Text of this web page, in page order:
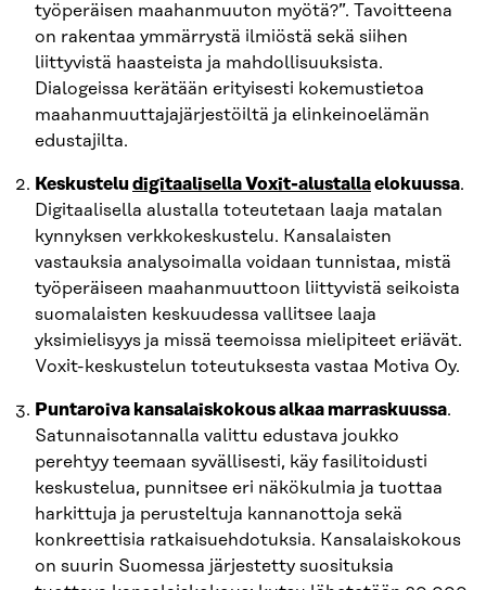
työperäisen maahanmuuton myötä?”. Tavoitteena
on rakentaa ymmärrystä ilmiöstä sekä siihen
liittyvistä haasteista ja mahdollisuuksista.
Dialogeissa kerätään erityisesti kokemustietoa
maahanmuuttajajärjestöiltä ja elinkeinoelämän
edustajilta.
Keskusteludigitaalisella Voxit-alustallaelokuussa.
Digitaalisella alustalla toteutetaan laaja matalan
kynnyksen verkkokeskustelu. Kansalaisten
vastauksia analysoimalla voidaan tunnistaa, mistä
työperäiseen maahanmuuttoon liittyvistä seikoista
suomalaisten keskuudessa vallitsee laaja
yksimielisyys ja missä teemoissa mielipiteet eriävät.
Voxit-keskustelun toteutuksesta vastaa Motiva Oy.
Puntaroiva kansalaiskokous alkaa marraskuussa.
Satunnaisotannalla valittu edustava joukko
perehtyy teemaan syvällisesti, käy fasilitoidusti
keskustelua, punnitsee eri näkökulmia ja tuottaa
harkittuja ja perusteltuja kannanottoja sekä
konkreettisia ratkaisuehdotuksia. Kansalaiskokous
on suurin Suomessa järjestetty suosituksia